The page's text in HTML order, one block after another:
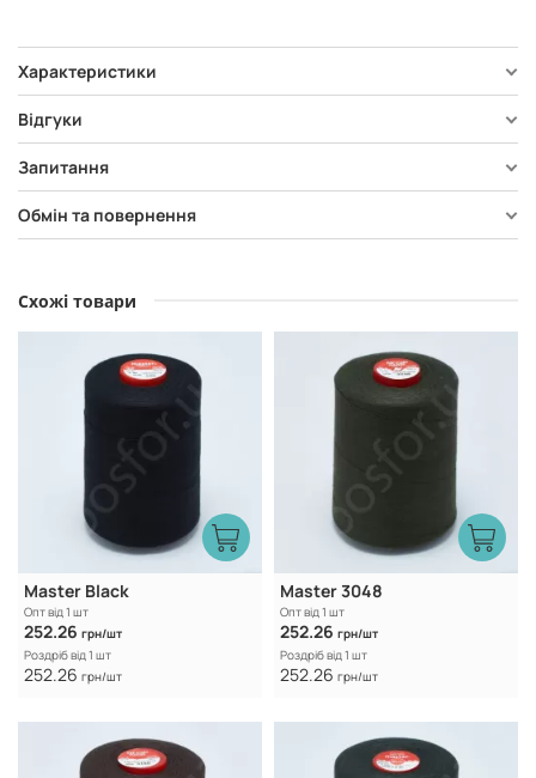
Характеристики
Відгуки
Запитання
Обмін та повернення
Схожі товари
Master Black
Опт від 1 шт
252.26 грн/шт
Роздріб від 1 шт
252.26 грн/шт
Master 3048
Опт від 1 шт
252.26 грн/шт
Роздріб від 1 шт
252.26 грн/шт